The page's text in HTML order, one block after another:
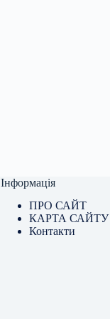
Інформація
ПРО САЙТ
КАРТА САЙТУ
Контакти